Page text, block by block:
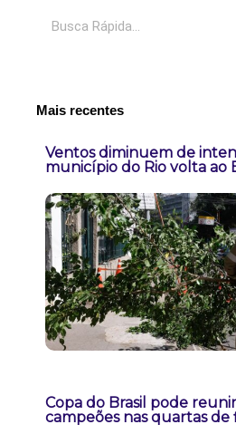
Mais recentes
Ventos diminuem de
município do Rio volta ao
Copa do Brasil pode
campeões nas quartas de